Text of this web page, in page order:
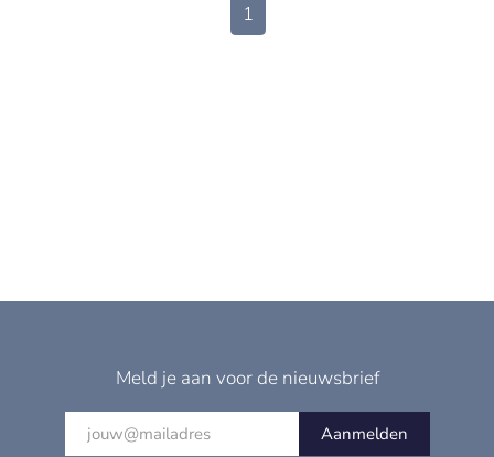
1
Meld je aan voor de nieuwsbrief
Aanmelden